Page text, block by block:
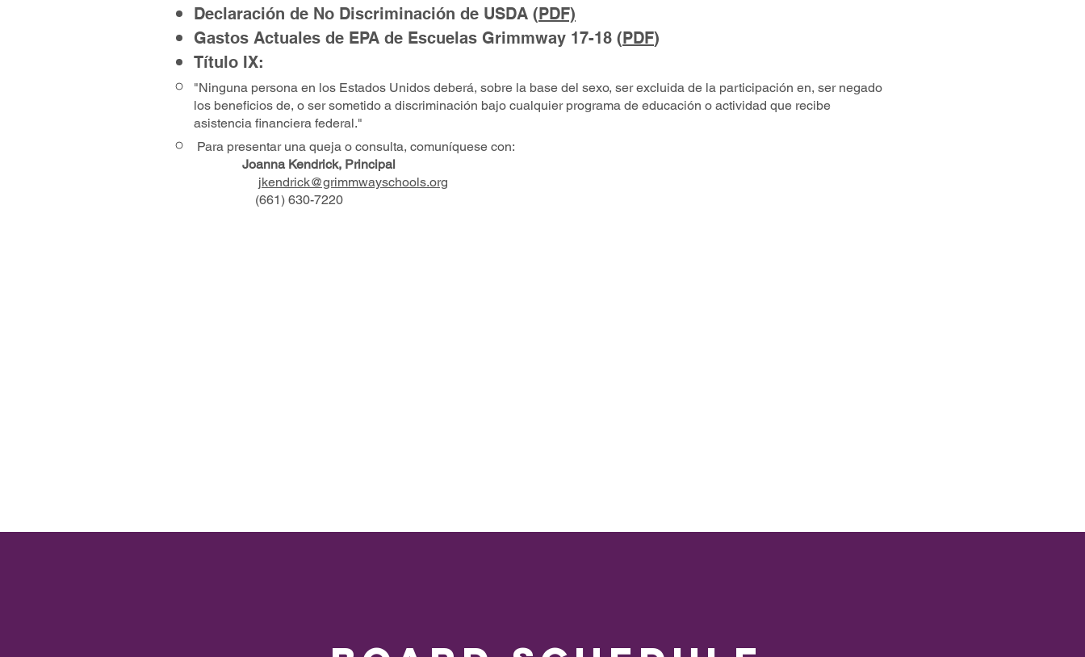
Declaración de No Discriminación de USDA (PDF)
Gastos Actuales de EPA de Escuelas Grimmway 17-18 (PDF)
Título IX:
"Ninguna persona en los Estados Unidos deberá, sobre la base del sexo, ser excluida de la participación en, ser negado
los beneficios de, o ser sometido a discriminación bajo cualquier programa de educación o actividad que recibe
asistencia financiera federal."
Para presentar una queja o consulta, comuníquese con:
Joanna Kendrick, Principal
jkendrick@grimmwayschools.org
(661) 630-7220